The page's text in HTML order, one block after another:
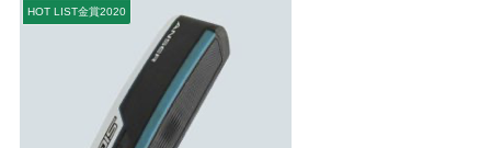
HOT LIST金賞2020